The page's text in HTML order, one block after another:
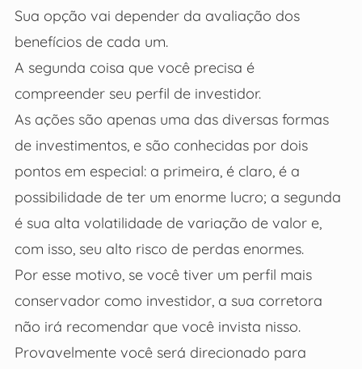
Sua opção vai depender da avaliação dos
benefícios de cada um.
A segunda coisa que você precisa é
compreender seu perfil de investidor.
As ações são apenas uma das diversas formas
de investimentos, e são conhecidas por dois
pontos em especial: a primeira, é claro, é a
possibilidade de ter um enorme lucro; a segunda
é sua alta volatilidade de variação de valor e,
com isso, seu alto risco de perdas enormes.
Por esse motivo, se você tiver um perfil mais
conservador como investidor, a sua corretora
não irá recomendar que você invista nisso.
Provavelmente você será direcionado para